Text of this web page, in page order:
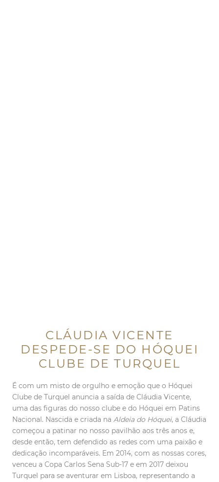
CLÁUDIA VICENTE
DESPEDE-SE DO HÓQUEI
CLUBE DE TURQUEL
É com um misto de orgulho e emoção que o Hóquei
Clube de Turquel anuncia a saída de Cláudia Vicente,
uma das figuras do nosso clube e do Hóquei em Patins
Nacional. Nascida e criada na Aldeia do Hóquei, a Cláudia
começou a patinar no nosso pavilhão aos três anos e,
desde então, tem defendido as redes com uma paixão e
dedicação incomparáveis. Em 2014, com as nossas cores,
venceu a Copa Carlos Sena Sub-17 e em 2017 deixou
Turquel para se aventurar em Lisboa, representando a